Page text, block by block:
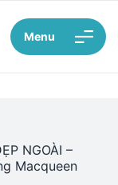
Menu
NGOÀI –
Macqueen